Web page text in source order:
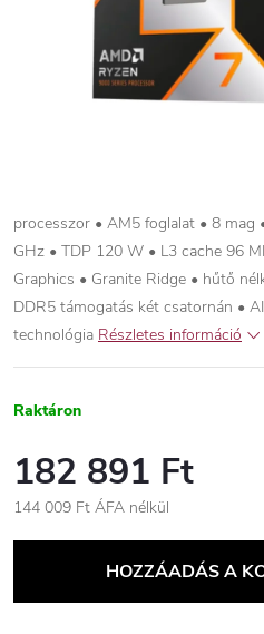
processzor • AM5 foglalat • 8 mag
GHz • TDP 120 W • L3 cache 96
Graphics • Granite Ridge • hűtő
DDR5 támogatás két csatornán •
technológia Részletes információ
Raktáron
182 891 Ft
144 009 Ft ÁFA nélkül
HOZZÁADÁS A